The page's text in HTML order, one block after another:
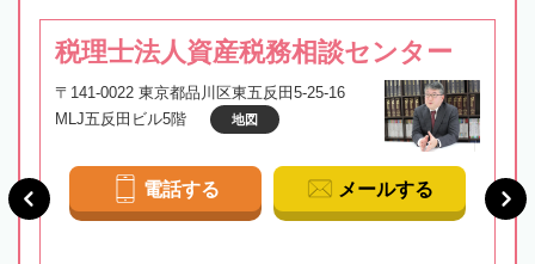
税理士法人資産税務相談センター
〒141-0022 東京都品川区東五反田5-25-16
MLJ五反田ビル5階
地図
電話する メールする